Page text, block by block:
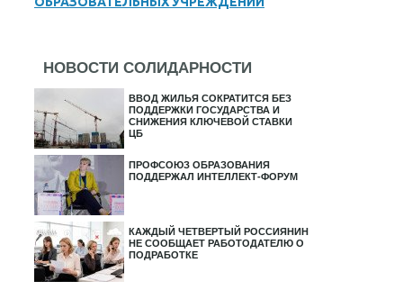
НОВОСТИ СОЛИДАРНОСТИ
ВВОД ЖИЛЬЯ СОКРАТИТСЯ БЕЗ
ПОДДЕРЖКИ ГОСУДАРСТВА И
СНИЖЕНИЯ КЛЮЧЕВОЙ СТАВКИ
ЦБ
ПРОФСОЮЗ ОБРАЗОВАНИЯ
ПОДДЕРЖАЛ ИНТЕЛЛЕКТ-ФОРУМ
КАЖДЫЙ ЧЕТВЕРТЫЙ РОССИЯНИН
НЕ СООБЩАЕТ РАБОТОДАТЕЛЮ О
ПОДРАБОТКЕ